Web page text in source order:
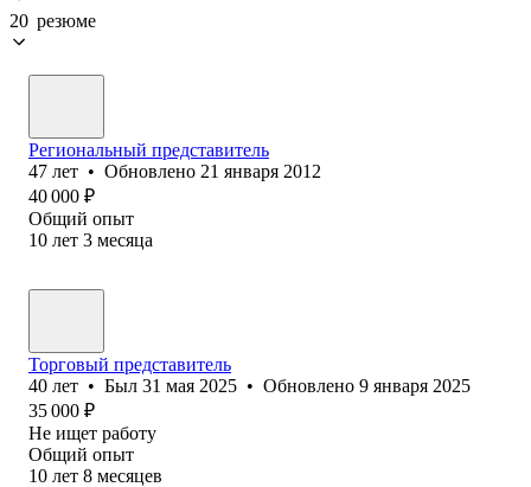
20 резюме
Региональный представитель
47 лет • Обновлено 21 января 2012
40 000 ₽
Общий опыт
10 лет 3 месяца
Торговый представитель
40 лет • Был 31 мая 2025 • Обновлено 9 января 2025
35 000 ₽
Не ищет работу
Общий опыт
10 лет 8 месяцев